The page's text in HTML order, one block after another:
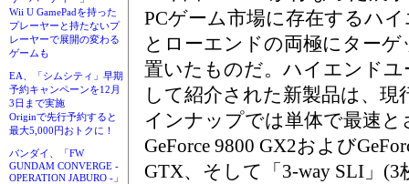
Wii U GamePadを持った
プレーヤーと持たないプ
レーヤーで展開の変わる
ゲームも
EA、「シムシティ」早期
予約キャンペーンを12月
3日まで実施
Originで先行予約すると
最大5,000円おトクに！
バンダイ、「FW
GUNDAM CONVERGE -
OPERATION JABURO -」
PCゲーム市場に存在するハ
とローエンドの両極にターゲ
置いたものだ。ハイエンドユ
して紹介された新製品は、現
インナップでは単体で最速と
GeForce 9800 GX2および
GTX、そして「3-way SLI」